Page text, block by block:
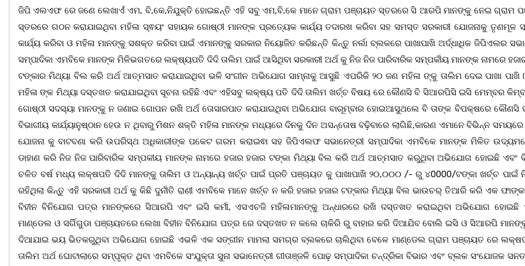
ଜିପି ଏଲଏଫ ରେ ଜଣେ ଲେଖାଏଁ ଏମ, ବି,କେ,ନିଯୁକ୍ତି ହୋଇଛନ୍ତି ଏହି ସବୁ ଏମ,ବି,କେ ମାନେ ଗ୍ରାମ ପଞ୍ଚାୟତ ସ୍ତରରେ ସି ଆରପି ମାନଙ୍କୁ ନେଇ ଗ୍ରାମ
ସ୍ତରରେ ଗଠନ କରାଯାଇଥିବା ମହିଳା ସ୍ଵୟଂ ସହାୟକ ଗୋଷ୍ଠୀ ମାନଙ୍କ ପ୍ରତ୍ୟେକ କାର୍ଯ୍ୟ ତଦାରଖ କରିବା ସହ ସମସ୍ତ ସରକାରୀ ଯୋଜନାକୁ ତୃଣମୂଳ
କାର୍ଯ୍ୟ କରିବା ଓ ମହିଳା ମାନଙ୍କୁ ସଶକ୍ତ କରିବା ପାଇଁ ଏମାନଙ୍କୁ ସରକାର ନିୟୋଜିତ କରିଛନ୍ତି କିନ୍ତୁ ନର୍ଲା ବ୍ଲକରେ ପାଖାପାଖି ଅର୍ଦ୍ଧାଧିକ ଜିପିଏଲର
ସମ୍ପାଦିକା ଏମବିକେ ମାନଙ୍କ ମିଳିଭଗତରେ ଲକ୍ଷ୍ୟପତି ଦିଦି ତାଲିମ ପାଇଁ ଆସିଥିବା ସରକାରୀ ଅର୍ଥ କୁ ନିଜ ନିଜ ପାରିବାରିକ ସମ୍ପର୍କୀୟ ମାନଙ୍କ ନାମରେ
ଟଙ୍କାର ମିଥ୍ୟା ବିଲ କରି ଅର୍ଥ ଆତ୍ମସାତ କରାଯାଇଥିବା ଭଳି ସଂଗୀନ ଅଭିଯୋଗ ସାମ୍ନାକୁ ଆସୁଛି ଏପରିକି ୨୦ ଜଣ ମହିଳା ଙ୍କୁ ତାଲିମ ଦେଇ ପାଖା ପାଖି
ମହିଳା ଙ୍କ ମିଥ୍ୟା ଦସ୍ତଖତ କରାଯାଇଥିବା ସୂଚନା ରହିଛି ଏବଂ ଏହିସବୁ ଲକ୍ଷ୍ୟ ପତି ଦିଦି ତାଲିମ ଖର୍ଚ୍ଚ ବିଷୟ ରେ କୌଣସି ବି ସିଆରପିସି ଇସି ମେମ୍ବର
ଗୋଷ୍ଠୀ ସଦସ୍ୟା ମାନଙ୍କୁ ନ ଜଣାଇ ଗୋପନ ରଖି ଅର୍ଥ ତୋସାରପାତ କରାଯାଇଥିବା ଅଭିଯୋଗ ବାରୂମ୍ବାର ହୋଇଆସୁଥଲେ ବି ତାଙ୍କ ବିପକ୍ଷରେ କୌଣସି
ବିଭାଗୀୟ କାର୍ଯ୍ୟାନୁଷ୍ଠାନ ହେଉ ନ ଥିବାରୁ ମିଶନ ଶକ୍ତି ମହିଳା ମାନଙ୍କ ମଧ୍ୟରେ ଦିନକୁ ଦିନ ଅସନ୍ତୋଷ ବଢ଼ିବାରେ ଲାଗିଛି,କାରଣ ଏମାନେ ବିଭିନ୍ନ
ଯୋଜନା କୁ ବାଟବଣା କରି ଉପରିସ୍ଥ ଅଧିକାରୀଙ୍କ ପକେଟ ଗରମ କରାଇଵା ସହ ଜିପିଏଲଫ ସଭାନେତ୍ରୀ ସମ୍ପାଦିକା ଏମବିକେ ମାନଙ୍କ ମିଳିତ
ଡାହାଣ କରି ନିଜ ନିଜ ପାରିବାରିକ ସମ୍ପକୀୟ ମାନଙ୍କ ନାମରେ ହଜାର ହଜାର ଟଙ୍କା ମିଥ୍ୟା ବିଲ କରି ଅର୍ଥ ଆତ୍ମସାତ କରୁଥିବା ଅଭିଯୋଗ ହୋଇଛି ଏବଂ
ଚଳିତ ବର୍ଷ ମଧ୍ୟ ଲକ୍ଷପତି ଦିଦି ମାନଙ୍କୁ ତାଲିମ ଓ ଅନ୍ୟାନ୍ୟ ଖର୍ଚ୍ଚ ପାଇଁ ପ୍ରତି ପଞ୍ଚାୟତ କୁ ପାଖାପାଖି ୨୦,୦୦୦ /- ରୁ ୪0000/ଟଙ୍କା ଖର୍ଚ୍ଚ ପାଇଁ
ରହିଥିଲା କିନ୍ତୁ ଏହି ସରକାରୀ ଅର୍ଥ କୁ କିଛି ଦୁର୍ନୀତି ରାଣୀ ଏମବିକେ ମାନେ ଖର୍ଚ୍ଚ ନ କରି ହଜାର ହଜାର ଟଙ୍କାର ମିଥ୍ୟା ବିଲ ଭାଉଚର୍ ତିଆରି କରି ଏକ
ବିହୀନ ବିନିଯୋଗ ପତ୍ର ମାନଙ୍କରେ ସିଆରପି ଏବଂ ଇସି କର୍ମୀ, ଏସଏଚଜି ମହିଳାମାନଙ୍କୁ ଅନ୍ଧାରରେ ରଖି ଦସ୍ତଖତ କରାଇଥିବା ଅଭିଯୋଗ ହୋଇଛି
ମାଣ୍ଡେଲ ଓ ସର୍ଗିଗୁଡା ପଞ୍ଚାୟତରେ ଲେଖା ବିହୀନ ବିନିଯୋଗ ପତ୍ର ରେ ଦସ୍ତଖତ ନ କଲେ ଚାକିରି ରୁ ବାହାର କରି ଦିଆଯିବ ବୋଲି ଇସି ଓ ସିଆରପି
ଦିଆଯାଇ ଭୟ ଭିତକରୁଥିବା ଅଭିଯୋଗ ହୋଇଛି ଏଭଳି ଏକ ସଙ୍ଗୀନ ମାମଲା ସମଗ୍ର ବ୍ଲକରେ ଚାଲିଥିବା ବେଳେ ମାଣ୍ଡେଲ ଗ୍ରାମ ପଞ୍ଚାୟତ ରେ
ତାଲିମ ଅର୍ଥ ଘୋଟାଲାରେ ସମ୍ପୃକ୍ତ ଥିବା ଏମବିକେ ସଂଯୁକ୍ତା ସୁନା ସଭାନେତ୍ରୀ ଗୀତାଞ୍ଜଳି ପୋଢ଼ ସମ୍ପାଦିକା ଚନ୍ଦ୍ରିକା ବିଭାର ଏବଂ ବ୍ଲକ ସଂଯୋଜକ